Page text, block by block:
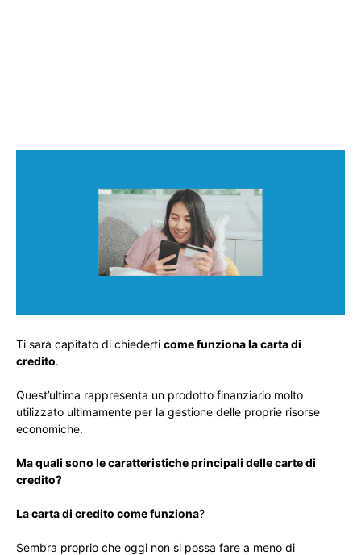
Ti sarà capitato di chiederti come funziona la carta di
credito.
Quest’ultima rappresenta un prodotto finanziario molto
utilizzato ultimamente per la gestione delle proprie risorse
economiche.
Ma quali sono le caratteristiche principali delle carte di
credito?
La carta di credito come funziona?
Sembra proprio che oggi non si possa fare a meno di